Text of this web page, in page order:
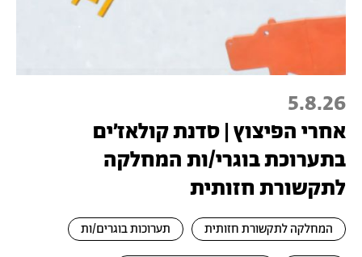
5.8.26
אחרי הפיצוץ | סדנת קולאז׳ים
בתערוכת בוגרי/ות המחלקה
לתקשורת חזותית
המחלקה לתקשורת חזותית תערוכות בוגרים/ות